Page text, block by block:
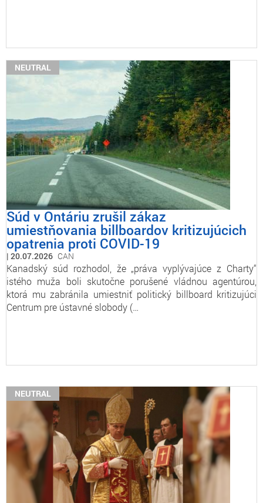
NEUTRAL
Súd v Ontáriu zrušil zákaz
umiestňovania billboardov kritizujúcich
opatrenia proti COVID-19
20.07.2026 CAN
Kanadský súd rozhodol, že „práva vyplývajúce z Charty“
istého muža boli skutočne porušené vládnou agentúrou,
ktorá mu zabránila umiestniť politický billboard kritizujúci
Centrum pre ústavné slobody (…
NEUTRAL